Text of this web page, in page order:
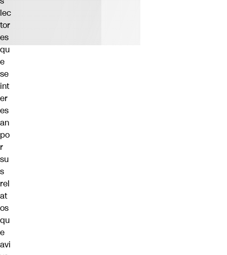
lec
tor
es
qu
e
se
int
er
es
an
po
r
su
s
rel
at
os
qu
e
avi